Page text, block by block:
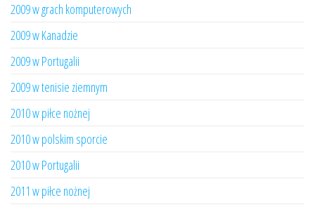
2009 w grach komputerowych
2009 w Kanadzie
2009 w Portugalii
2009 w tenisie ziemnym
2010 w piłce nożnej
2010 w polskim sporcie
2010 w Portugalii
2011 w piłce nożnej